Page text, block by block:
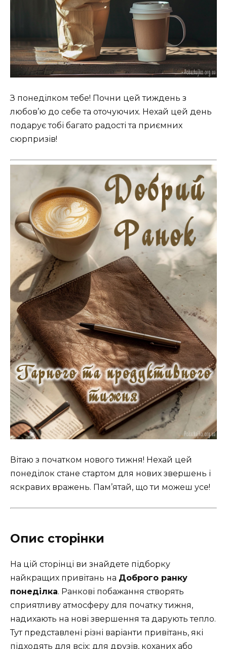
З понеділком тебе! Почни цей тиждень з
любов’ю до себе та оточуючих. Нехай цей день
подарує тобі багато радості та приємних
сюрпризів!
Вітаю з початком нового тижня! Нехай цей
понеділок стане стартом для нових звершень і
яскравих вражень. Пам’ятай, що ти можеш усе!
Опис сторінки
На цій сторінці ви знайдете підборку
найкращих привітань на Доброго ранку
понеділка. Ранкові побажання створять
сприятливу атмосферу для початку тижня,
надихають на нові звершення та дарують тепло.
Тут представлені різні варіанти привітань, які
підходять для всіх: для друзів, коханих або